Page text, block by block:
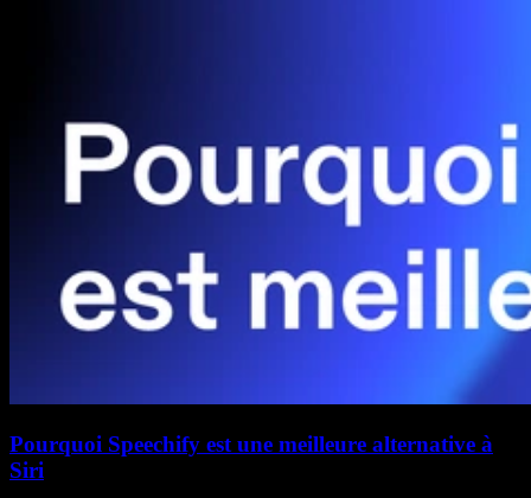
Pourquoi Speechify est une meilleure alternative à
Siri